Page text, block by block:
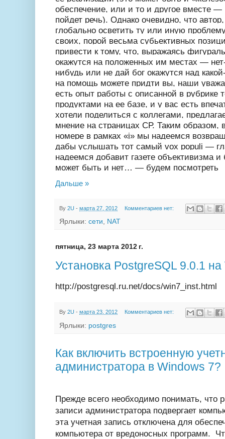
обеспечение, или и то и другое вместе —
пойдет речь). Однако очевидно, что
глобально осветить ту или иную
своих, порой весьма субьективных
привести к тому, что, выражаясь
окажутся на положенных им местах — нет-
нибудь или не дай бог окажутся над
на помощь можете придти вы, наши
есть опыт работы с описанной в рубрике
продуктами на ее базе, и у вас есть
хотели поделиться с коллегами,
мнение на страницах СР. Таким
номере в рамках «i» мы надеемся
дабы услышать тот самый vox populi —
надеемся добавит газете объективизма
может быть и нет… — будем посмотреть
Дальше »
By 2U - марта 27, 2012 Комментариев нет:
Ярлыки: сети, NAT
пятница, 23 марта 2012 г.
Установка PostgreSQL 9.0.1
http://postgresql.ru.net/docs/win7_inst.html
By 2U - марта 23, 2012 Комментариев нет:
Ярлыки: postgres
Как включить встроенную
администратора в Windows 7?
Прежде всего необходимо понимать, что
записи администратора подвергает
эта учетная запись отключена для
компьютера от вредоносных программ.